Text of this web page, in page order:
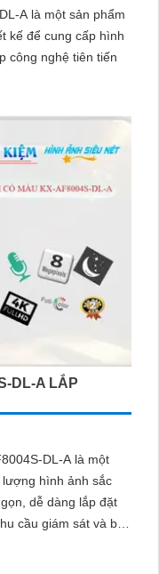
A là một sản phẩm
kế để cung cấp hình
DL-A LẮP
DL-A là một
hình ảnh sắc
cầu giám sát và bảo